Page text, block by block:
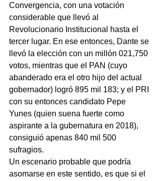
Convergencia, con una votación
considerable que llevó al
Revolucionario Institucional hasta el
tercer lugar. En ese entonces, Dante se
llevó la elección con un millón 021,750
votos, mientras que el PAN (cuyo
abanderado era el otro hijo del actual
gobernador) logró 895 mil 183; y el PRI
con su entonces candidato Pepe
Yunes (quien suena fuerte como
aspirante a la gubernatura en 2018),
consiguió apenas 840 mil 500
sufragios.
Un escenario probable que podría
asomarse en este sentido, es que si el